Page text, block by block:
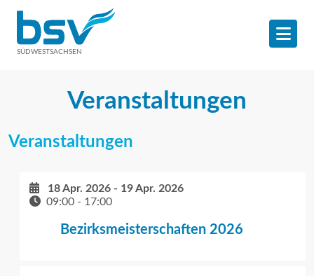
SÜDWESTSACHSEN
Veranstaltungen
Veranstaltungen
18 Apr. 2026 - 19 Apr. 2026
09:00 - 17:00
Bezirksmeisterschaften 2026